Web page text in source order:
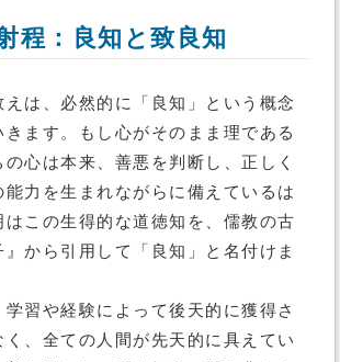
程：良知と致良知
えは、必然的に「良知」という概念
ます。もし心がそのまま理である
心は本来、善悪を判断し、正しく
力を生まれながらに備えているは
この生得的な道徳知を、儒教の古
から引用して「良知」と名付けま
学習や経験によって後天的に獲得さ
く、全ての人間が先天的に具えてい